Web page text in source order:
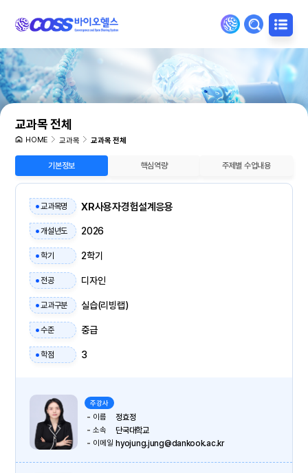
교과목 전체
HOME 교과목 교과목 전체
기본정보 핵심역량 주제별 수업내용
교과목명 XR사용자경험설계응용
개설년도 2026
학기 2학기
전공 디자인
교과구분 실습(리빙랩)
수준 중급
학점 3
주강사
이름 정효정
소속 단국대학교
이메일 hyojung.jung@dankook.ac.kr